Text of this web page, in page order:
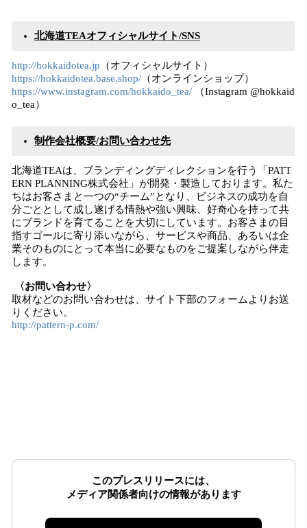
北海道TEAオフィシャルサイト/SNS
http://hokkaidotea.jp （オフィシャルサイト）
https://hokkaidotea.base.shop/ （オンラインショップ）
https://www.instagram.com/hokkaido_tea/ （Instagram @hokkaid
o_tea）
制作会社概要/お問い合わせ先
北海道TEAは、ブランディングディレクションを行う「PATT
ERN PLANNING株式会社」が開発・製造しております。私た
ちはお客さまと一つの“チーム”となり、ビジネスの成功を自
分ごととして成し遂げる情熱や強い興味、好奇心を持って共
にブランドを育てることを大切にしています。お客さまの目
指すゴールに寄り添いながら、サービスや商品、あるいは企
業そのものにとって本当に必要なものをご提案しながら伴走
します。
〈お問い合わせ〉
取材などのお問い合わせは、サイト下部のフォームよりお送
りください。
http://pattern-p.com/
このプレスリリースには、
メディア関係者向けの情報があります